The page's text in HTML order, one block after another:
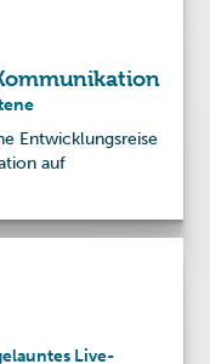
Entwicklungsreise
auf
Live-